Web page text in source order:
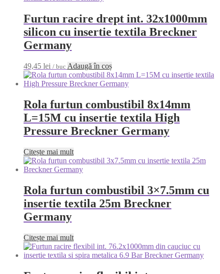
Furtun racire drept int. 32x1000mm
silicon cu insertie textila Breckner
Germany
49,45 lei / buc Adaugă în coș
Rola furtun combustibil 8x14mm
L=15M cu insertie textila High
Pressure Breckner Germany
Citește mai mult
Rola furtun combustibil 3×7.5mm cu
insertie textila 25m Breckner
Germany
Citește mai mult